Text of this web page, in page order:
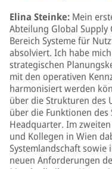
Elina Steinke: Mein
Abteilung Global
Bereich Systeme für
absolviert. Ich habe
strategischen
mit den operativen
harmonisiert werden
über die Strukturen des
über die Funktionen
Headquarter. Im
und Kollegen in Wien
Systemlandschaft sowie
neuen Anforderungen